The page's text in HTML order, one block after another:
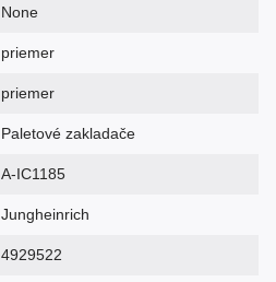
None
priemer
priemer
Paletové zakladače
A-IC1185
Jungheinrich
4929522